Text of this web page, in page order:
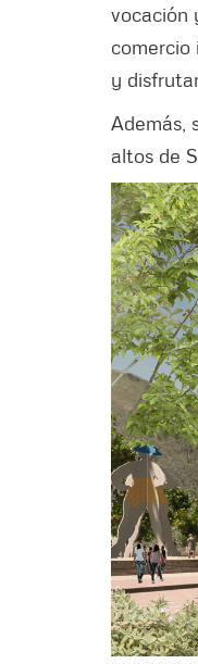
vocación
comercio
y
Además,
altos de